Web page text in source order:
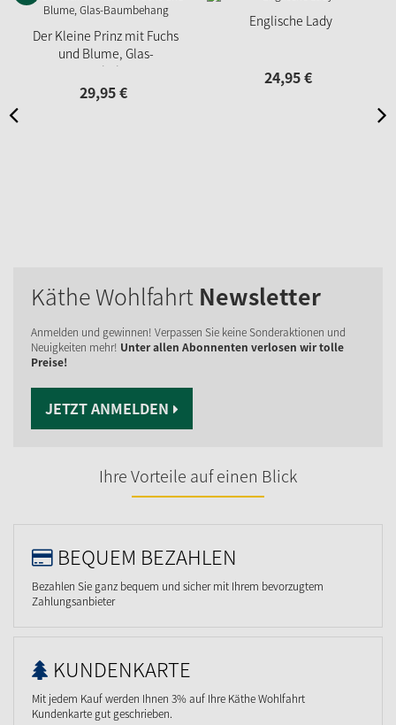
Der Kleine Prinz mit Fuchs
und Blume, Glas-
Baumbehang
29,95€
Englische Lady
24,95€
Käthe Wohlfahrt Newsletter
Anmelden und gewinnen! Verpassen Sie keine Sonderaktionen und
Neuigkeiten mehr! Unter allen Abonnenten verlosen wir tolle
Preise!
JETZT ANMELDEN
Ihre Vorteile auf einen Blick
BEQUEM BEZAHLEN
Bezahlen Sie ganz bequem und sicher mit Ihrem bevorzugtem
Zahlungsanbieter
KUNDENKARTE
Mit jedem Kauf werden Ihnen 3% auf Ihre Käthe Wohlfahrt
Kundenkarte gut geschrieben.